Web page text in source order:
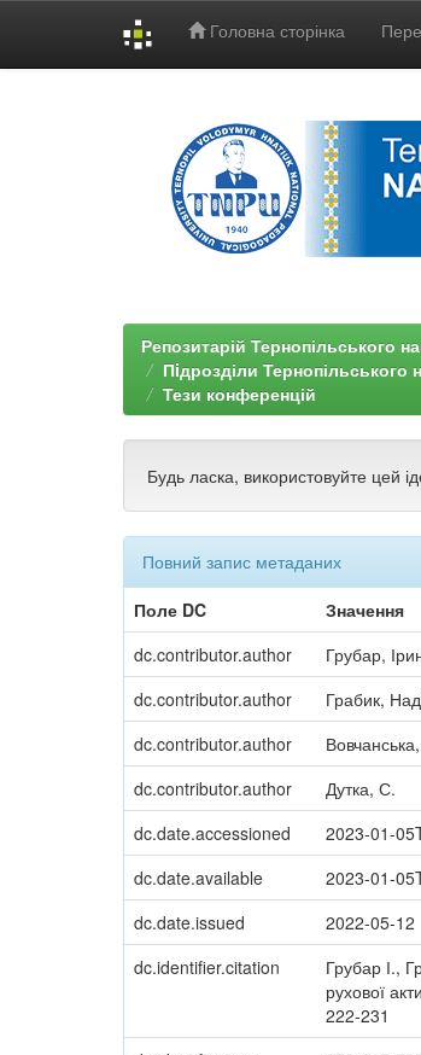
Головна сторінка
Репозитарій Тернопільського
Пiдрозділи Тернопільського
Тези конференцій
Будь ласка, використовуйте цей
Повний запис метаданих
Поле DC
Значення
dc.contributor.author
Грубар,
dc.contributor.author
Грабик,
dc.contributor.author
dc.contributor.author
Дутка, С.
dc.date.accessioned
2023-01-
dc.date.available
2023-01-
dc.date.issued
2022-05-12
dc.identifier.citation
Грубар І.,
рухової
222-231